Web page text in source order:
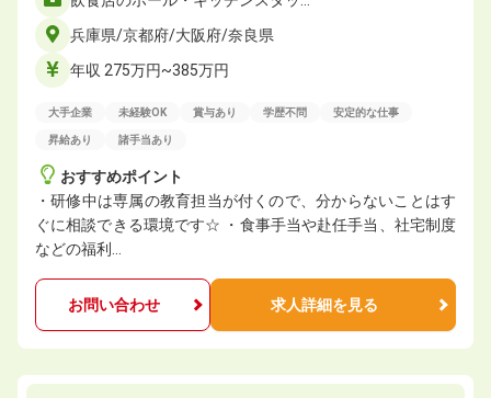
兵庫県/京都府/大阪府/奈良県
年収 275万円~385万円
大手企業 未経験OK 賞与あり 学歴不問 安定的な仕事
昇給あり 諸手当あり
おすすめポイント
・研修中は専属の教育担当が付くので、分からないことはす
ぐに相談できる環境です☆ ・食事手当や赴任手当、社宅制度
などの福利…
お問い合わせ 求人詳細を見る